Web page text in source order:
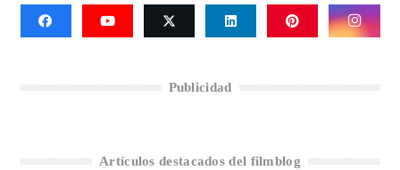
Publicidad
Artículos destacados del filmblog